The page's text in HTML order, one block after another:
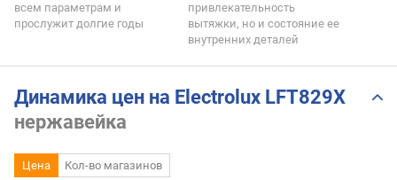
всем параметрам и
прослужит долгие годы
привлекательность
вытяжки, но и состояние ее
внутренних деталей
Динамика цен на Electrolux LFT829X
нержавейка
Цена Кол-во магазинов